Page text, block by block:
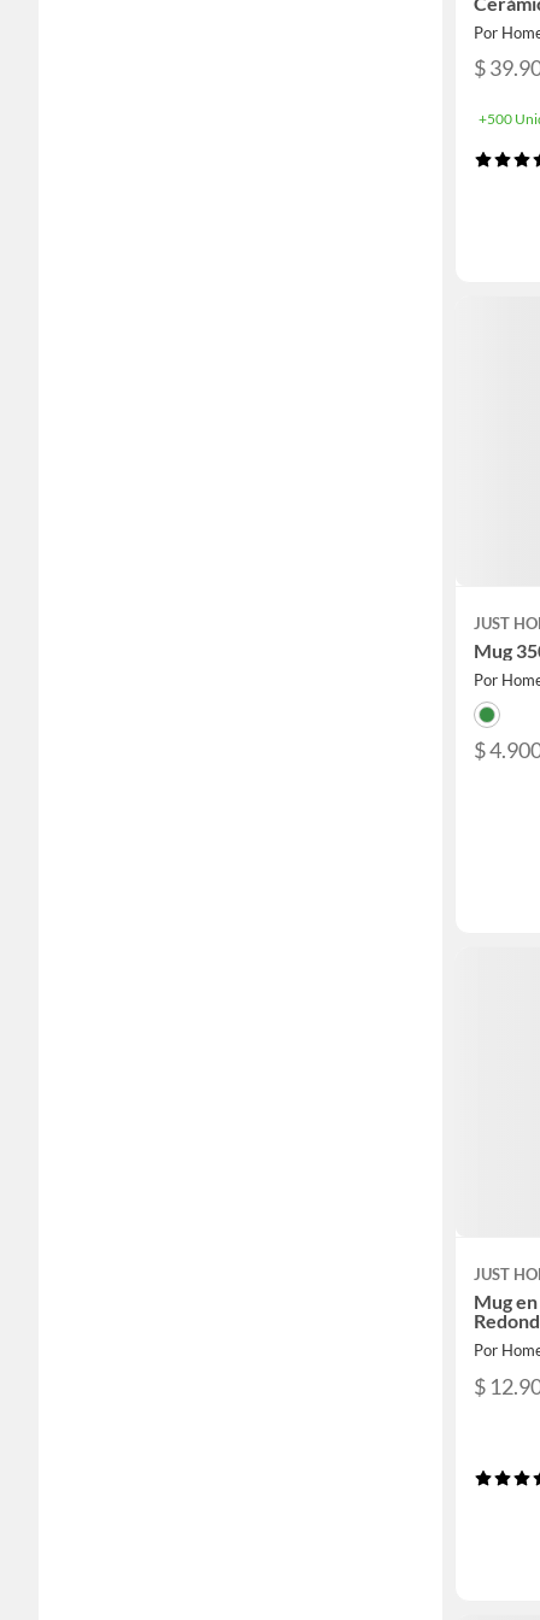
Por
$
+500
JUST
Mug
Por
$
JUST
Mug
Por
$